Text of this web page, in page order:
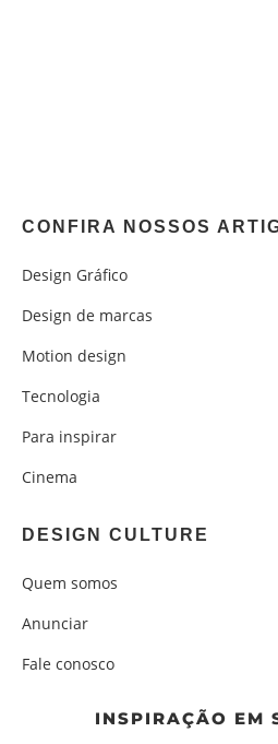
CONFIRA NOSSOS
Design Gráfico
Design de marcas
Motion design
Tecnologia
Para inspirar
Cinema
DESIGN CULTURE
Quem somos
Anunciar
Fale conosco
INSPIRAÇÃO EM